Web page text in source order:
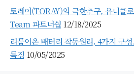
토레이(TORAY)의 극한추구, 유니클
Team 파트너쉽 12/18/2025
리튬이온 배터리 작동원리, 4가지 구
특징 10/05/2025